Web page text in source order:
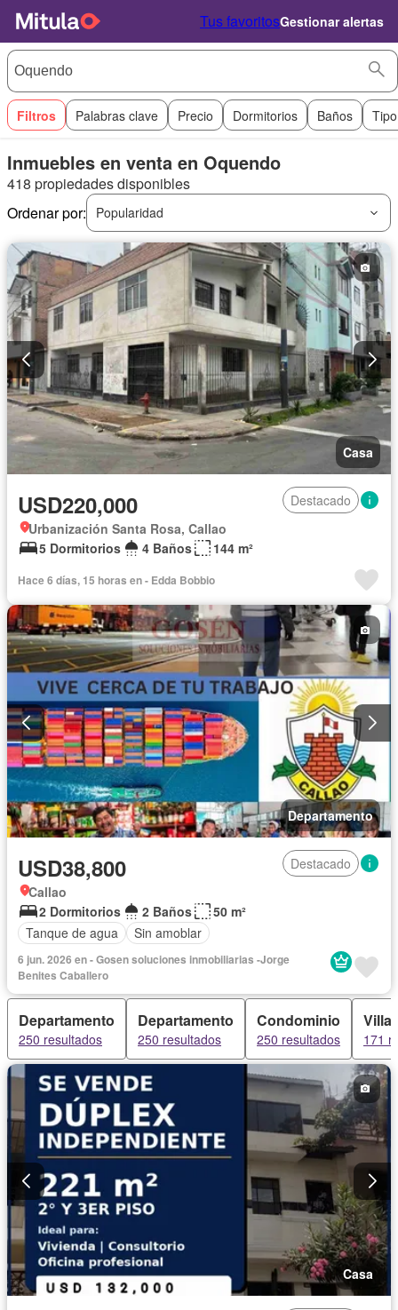
Tus favoritosGestionar alertas
Filtros Palabras clave Precio Dormitorios Baños
Inmuebles en venta en Oquendo
418 propiedades disponibles
Ordenar por:
Popularidad
Casa
USD220,000
Destacado
Urbanización Santa Rosa, Callao
5 Dormitorios
4 Baños 144 m²
Hace 6 días, 15 horas en - Edda Bobbio
Departamento
USD38,800
Destacado
Callao
2 Dormitorios
2 Baños
50 m²
Tanque de agua
Sin amoblar
6 jun. 2026 en - Gosen soluciones inmobiliarias -Jorge
Benites Caballero
Departamento
250 resultados
Departamento
250 resultados
Condominio
250 resultados
Villa
171
Casa